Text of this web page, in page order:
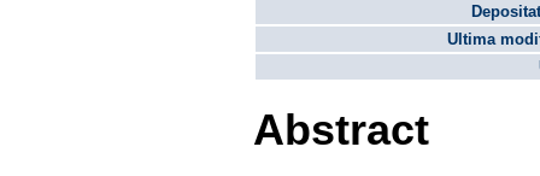
Ultima
Abstract